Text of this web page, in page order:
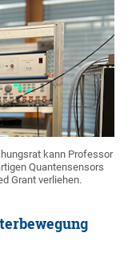
kann Professor
Quantensensors
Grant verliehen.